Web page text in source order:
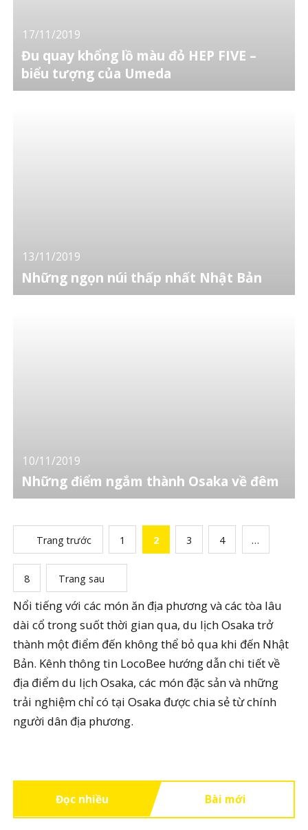
17/11/2019
Đu quay khổng lồ màu đỏ HEP FIVE –
biểu tượng của Umeda
13/11/2019
Những ngọn núi thấp nhất Nhật Bản
10/11/2019
Những điểm ngắm thành Osaka về đêm
Trang trước 1 2 3 4 …
8 Trang sau
Nổi tiếng với các món ăn địa phương và các tòa lâu
dài cổ trong suốt thời gian qua, du lịch Osaka trở
thành một điểm đến không thể bỏ qua khi đến Nhật
Bản. Kênh thông tin LocoBee hướng dẫn chi tiết về
địa điểm du lịch Osaka, các món đặc sản và những
trải nghiệm chỉ có tại Osaka được chia sẻ từ chính
người dân địa phương.
Đọc nhiều Bài mới